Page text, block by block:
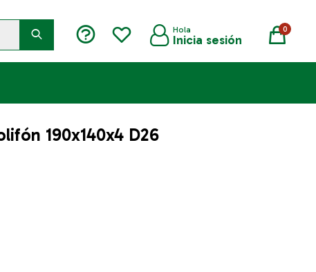
0
190x140x4 D26